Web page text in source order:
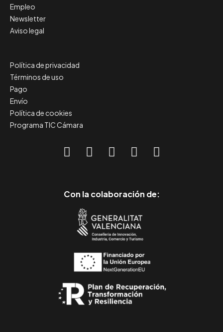
Empleo
Newsletter
Aviso legal
Política de privacidad
Términos de uso
Pago
Envío
Política de cookies
Programa TIC Cámara
Con la colaboración de: